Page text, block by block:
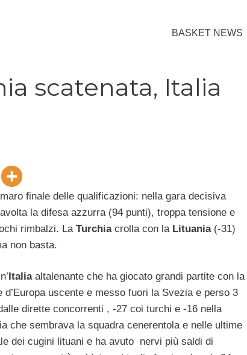
BASKET NEWS
scatenata, Italia
finale delle qualificazioni: nella gara decisiva
la difesa azzurra (94 punti), troppa tensione e
rimbalzi. La Turchiacrolla con la Lituania(-31)
non basta.
Italiaaltalenante che ha giocato grandi partite con la
uscente e messo fuori la Svezia e perso 3
dirette concorrenti , -27 coi turchi e -16 nella
che sembrava la squadra cenerentola e nelle ultime
dei cugini lituani e ha avuto nervi più saldi di